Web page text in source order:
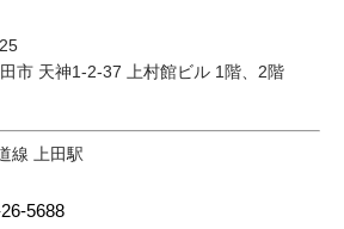
市 天神1-2-37 上村館ビル 1階、2階
線 上田駅
5688